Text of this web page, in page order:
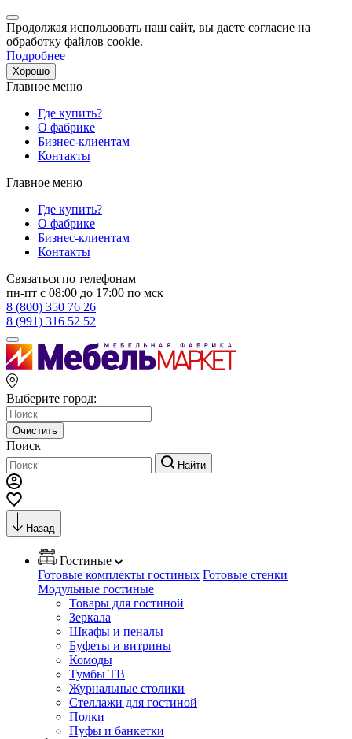
Продолжая использовать наш сайт, вы даете согласие на
обработку файлов cookie.
Подробнее
Хорошо
Главное меню
Где купить?
О фабрике
Бизнес-клиентам
Контакты
Главное меню
Где купить?
О фабрике
Бизнес-клиентам
Контакты
Связаться по телефонам
пн-пт с 08:00 до 17:00 по мск
8 (800) 350 76 26
8 (991) 316 52 52
Выберите город:
Очистить
Поиск
Найти
Назад
Гостиные
Готовые комплекты гостиных Готовые стенки
Модульные гостиные
Товары для гостиной
Зеркала
Шкафы и пеналы
Буфеты и витрины
Комоды
Тумбы ТВ
Журнальные столики
Стеллажи для гостиной
Полки
Пуфы и банкетки